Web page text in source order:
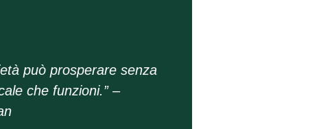
può prosperare senza
che funzioni.” –